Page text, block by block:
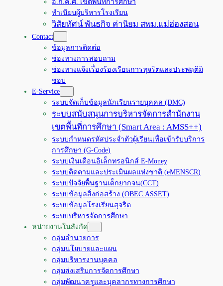
ทำเนียบผู้บริหารโรงเรียน
วิสัยทัศน์ พันธกิจ ค่านิยม สพม.แม่ฮ่องสอน
Contact
ข้อมูลการติดต่อ
ช่องทางการสอบถาม
ช่องทางแจ้งเรื่องร้องเรียนการทุจริตและประพฤติมิ
ชอบ
E-Service
ระบบจัดเก็บข้อมูลนักเรียนรายบุคคล (DMC)
ระบบสนับสนุนการบริหารจัดการสำนักงาน
เขตพื้นที่การศึกษา (Smart Area : AMSS++)
ระบบกำหนดรหัสประจำตัวผู้เรียนเพื่อเข้ารับบริการ
การศึกษา (G-Code)
ระบบเงินเดือนอิเล็กทรอนิกส์ E-Money
ระบบติดตามและประเมินผลแห่งชาติ (eMENSCR)
ระบบปัจจัยพื้นฐานเด็กยากจน(CCT)
ระบบข้อมูลสิ่งก่อสร้าง (OBEC.ASSET)
ระบบข้อมูลโรงเรียนสุจริต
ระบบบริหารจัดการศึกษา
หน่วยงานในสังกัด
กลุ่มอำนวยการ
กลุ่มนโยบายและแผน
กลุ่มบริหารงานบุคคล
กลุ่มส่งเสริมการจัดการศึกษา
กลุ่มพัฒนาครูและบุคลากรทางการศึกษา